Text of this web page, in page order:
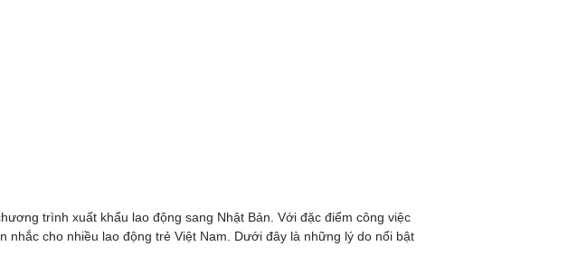
trình xuất khẩu lao động sang Nhật Bản. Với đặc điểm công việc
cho nhiều lao động trẻ Việt Nam. Dưới đây là những lý do nổi bật